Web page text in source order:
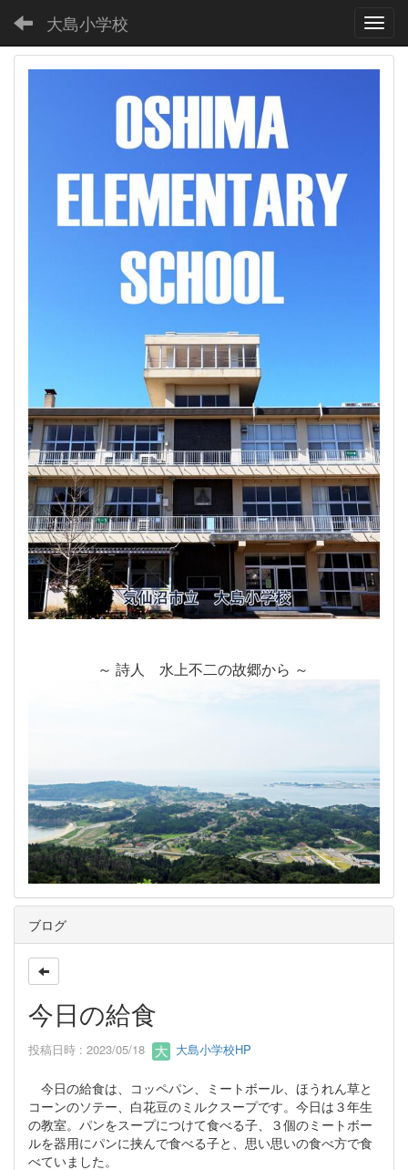
大島小学校
～ 詩人 水上不二の故郷から ～
ブログ
今日の給食
投稿日時 : 2023/05/18 大島小学校HP
今日の給食は、コッペパン、ミートボール、ほうれん草と
コーンのソテー、白花豆のミルクスープです。今日は３年生
の教室。パンをスープにつけて食べる子、３個のミートボー
ルを器用にパンに挟んで食べる子と、思い思いの食べ方で食
べていました。